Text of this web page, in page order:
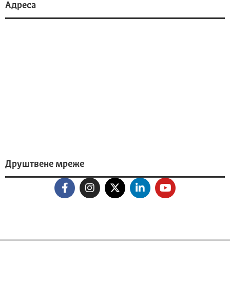
Адреса
Друштвене мреже